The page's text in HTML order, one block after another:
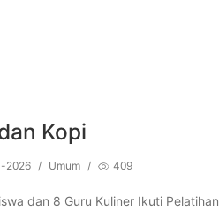
Kopi
2026 / Umum / 409
dan 8 Guru Kuliner Ikuti Pelatihan